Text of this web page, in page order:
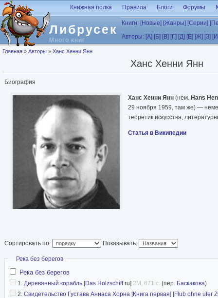
Перейти к основному содержанию
Либрусек
Много книг
Книжная полка Правила Блоги Форумы
Книги: [Новые] [Жанры] [Серии]
Авторы: [А] [Б] [В] [Г] [Д] [Е] [Ж] [З]
Вы здесь
Главная » Авторы » Ханс Хенни Янн
Ханс Хенни Янн
Биография
Ханс Хенни Янн (нем. Hans
29 ноября 1959, там же) —
теоретик искусства,
Статья в Википедии
Сортировать по: Показывать:
Скрыть
Река без берегов
Река без берегов
1. Деревянный корабль [Das Holzschiffru] 2M, 671 с. (пер. Баскакова)
2. Свидетельство Густава Аниаса Хорна [Книга первая] [Flub ohne ufer